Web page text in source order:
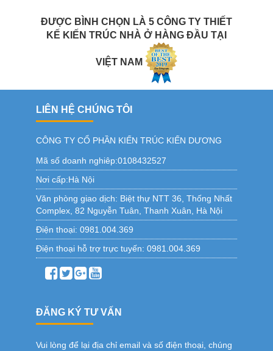
ĐƯỢC BÌNH CHỌN LÀ 5 CÔNG TY THIẾT
KẾ KIẾN TRÚC NHÀ Ở HÀNG ĐẦU TẠI
VIỆT NAM
LIÊN HỆ CHÚNG TÔI
CÔNG TY CỔ PHẦN KIẾN TRÚC KIẾN DƯƠNG
Mã số doanh nghiêp:0108432527
Nơi cấp:Hà Nội
Văn phòng giao dịch: Biệt thự NTT 36, Thống Nhất
Complex, 82 Nguyễn Tuân, Thanh Xuân, Hà Nội
Điện thoại: 0981.004.369
Điện thoại hỗ trợ trực tuyến: 0981.004.369
ĐĂNG KÝ TƯ VẤN
Vui lòng để lại địa chỉ email và số điện thoại, chúng